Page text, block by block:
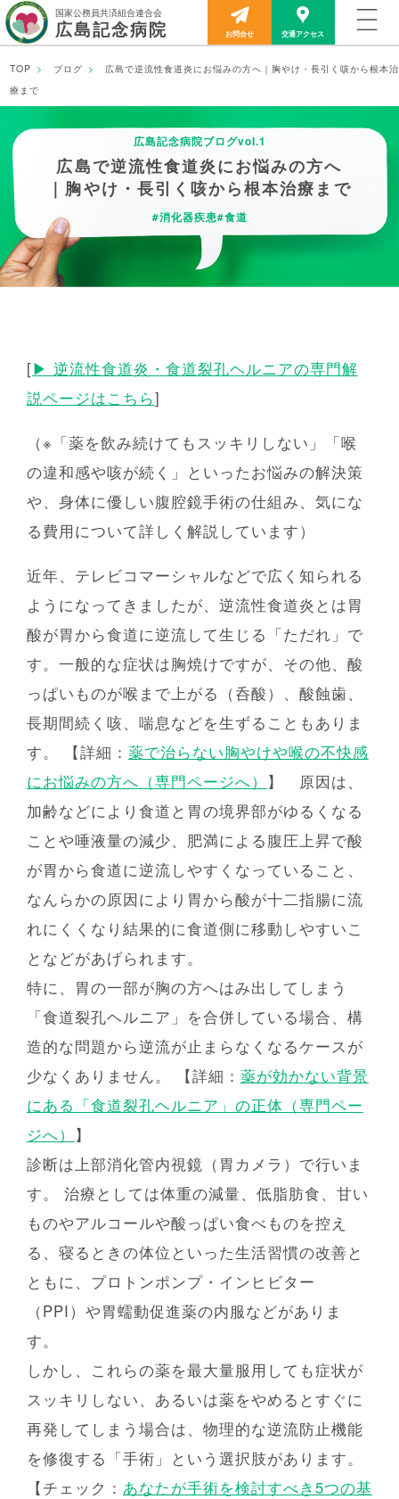
国家公務員共済組合連合会
広島記念病院 お問合せ 交通アクセス
外来のご案内
診療部門
医療関係者の方へ
よくある質問
採用情報 ブログ
当院のがん診療
広島記念病院の特色
TOP ブログ
広島で逆流性食道炎にお悩みの方へ｜胸やけ・長引く咳から根本治
療まで
広島記念病院ブログvol.1
広島で逆流性食道炎にお悩みの方へ
｜胸やけ・長引く咳から根本治療まで
#消化器疾患#食道
[▶ 逆流性食道炎・食道裂孔ヘルニアの専門解
説ページはこちら]
（※「薬を飲み続けてもスッキリしない」「喉
の違和感や咳が続く」といったお悩みの解決策
や、身体に優しい腹腔鏡手術の仕組み、気にな
る費用について詳しく解説しています）
近年、テレビコマーシャルなどで広く知られる
ようになってきましたが、逆流性食道炎とは胃
酸が胃から食道に逆流して生じる「ただれ」で
す。一般的な症状は胸焼けですが、その他、酸
っぱいものが喉まで上がる（呑酸）、酸蝕歯、
長期間続く咳、喘息などを生ずることもありま
す。 【詳細： 薬で治らない胸やけや喉の不快感
にお悩みの方へ（専門ページへ） 】 原因は、
加齢などにより食道と胃の境界部がゆるくなる
ことや唾液量の減少、肥満による腹圧上昇で酸
が胃から食道に逆流しやすくなっていること、
なんらかの原因により胃から酸が十二指腸に流
れにくくなり結果的に食道側に移動しやすいこ
となどがあげられます。
特に、胃の一部が胸の方へはみ出してしまう
「食道裂孔ヘルニア」を合併している場合、構
造的な問題から逆流が止まらなくなるケースが
少なくありません。 【詳細： 薬が効かない背景
にある「食道裂孔ヘルニア」の正体（専門ペー
ジへ） 】
診断は上部消化管内視鏡（胃カメラ）で行いま
す。 治療としては体重の減量、低脂肪食、甘い
ものやアルコールや酸っぱい食べものを控え
る、寝るときの体位といった生活習慣の改善と
ともに、プロトンポンプ・インヒビター
（PPI）や胃蠕動促進薬の内服などがありま
す。
しかし、これらの薬を最大量服用しても症状が
スッキリしない、あるいは薬をやめるとすぐに
再発してしまう場合は、物理的な逆流防止機能
を修復する「手術」という選択肢があります。
【チェック： あなたが手術を検討すべき5つの基